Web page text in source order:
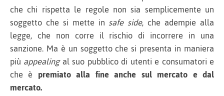
che chi rispetta le regole non sia semplicemente un
soggetto che si mette in safe side, che adempie alla
legge, che non corre il rischio di incorrere in una
sanzione. Ma è un soggetto che si presenta in maniera
più appealingal suo pubblico di utenti e consumatori e
che è premiato alla fine anche sul mercato e dal
mercato.